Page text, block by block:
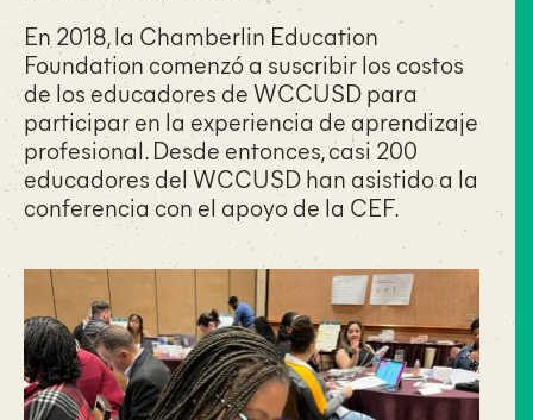
En 2018, la Chamberlin Education
Foundation comenzó a suscribir los costos
de los educadores de WCCUSD para
participar en la experiencia de aprendizaje
profesional. Desde entonces, casi 200
educadores del WCCUSD han asistido a la
conferencia con el apoyo de la CEF.